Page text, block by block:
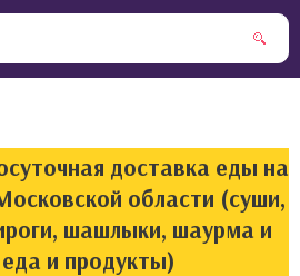
доставка еды на
области (суши,
шашлыки, шаурма и
еда и продукты)